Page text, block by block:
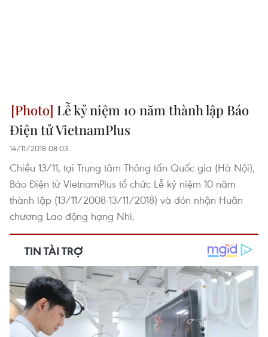
Lễ kỷ niệm 10 năm thành lập Báo
Điện tử VietnamPlus
14/11/2018 08:03
Chiều 13/11, tại Trung tâm Thông tấn Quốc gia (Hà Nội),
Báo Điện tử VietnamPlus tổ chức Lễ kỷ niệm 10 năm
thành lập (13/11/2008-13/11/2018) và đón nhận Huân
chương Lao động hạng Nhì.